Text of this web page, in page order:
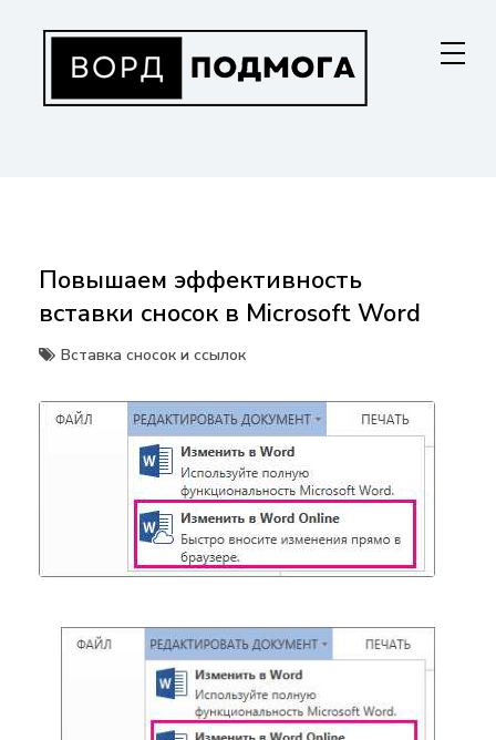
содержанию
Повышаем эффективность
вставки сносок в Microsoft Word
Вставка сносок и ссылок